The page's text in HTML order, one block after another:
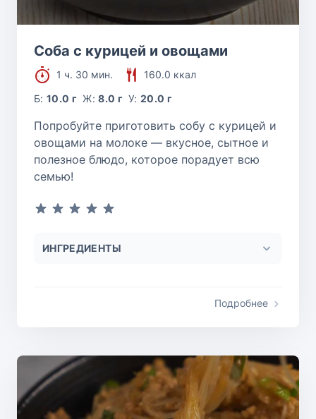
Соба с курицей и овощами
1 ч. 30 мин.
160.0 ккал
Б:10.0 г Ж:8.0 г У:20.0 г
Попробуйте приготовить собу с курицей и
овощами на молоке — вкусное, сытное и
полезное блюдо, которое порадует всю
семью!
ИНГРЕДИЕНТЫ
Подробнее